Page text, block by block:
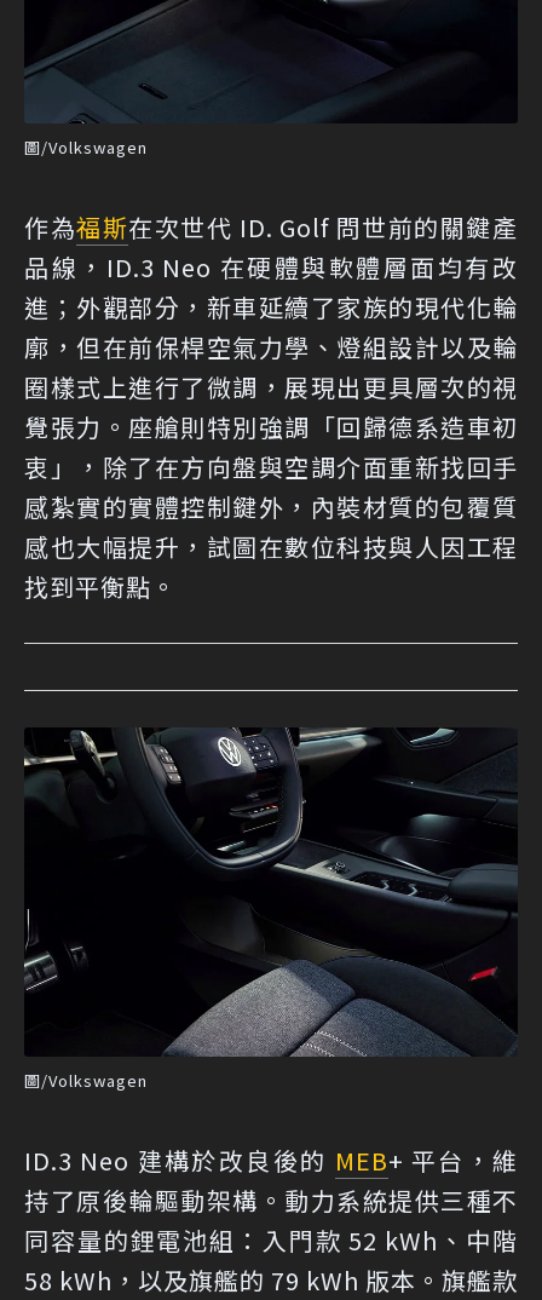
圖/Volkswagen
作為福斯在次世代 ID. Golf 問世前的關鍵產
品線，ID.3 Neo 在硬體與軟體層面均有改
進；外觀部分，新車延續了家族的現代化輪
廓，但在前保桿空氣力學、燈組設計以及輪
圈樣式上進行了微調，展現出更具層次的視
覺張力。座艙則特別強調「回歸德系造車初
衷」，除了在方向盤與空調介面重新找回手
感紮實的實體控制鍵外，內裝材質的包覆質
感也大幅提升，試圖在數位科技與人因工程
找到平衡點。
圖/Volkswagen
ID.3 Neo 建構於改良後的 MEB+ 平台，維
持了原後輪驅動架構。動力系統提供三種不
同容量的鋰電池組：入門款 52 kWh、中階
58 kWh，以及旗艦的 79 kWh 版本。旗艦款